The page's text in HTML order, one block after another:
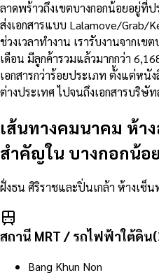
ลาดพร้าวถึงเขตบางกอกน้อยอยู่ที่
ส่งเอกสารแบบ Lalamove/Grab/
ช่วงเวลาทำงาน เรารับงานจากเข
เดือน มีลูกค้ารวมแล้วมากกว่า
เอกสารกว่าร้อยประเภท ตั้งแต่หนั
ต่างประเทศ ไปจนถึงเอกสารบริษั
เส้นทางคมนาคม ห้า
สำคัญใน บางกอกน้อย
ฝั่งธน ศิริราชและปิ่นเกล้า ห้างเซ็น
สถานี MRT / รถไฟฟ้าใต้ดิน(
Bang Khun Non